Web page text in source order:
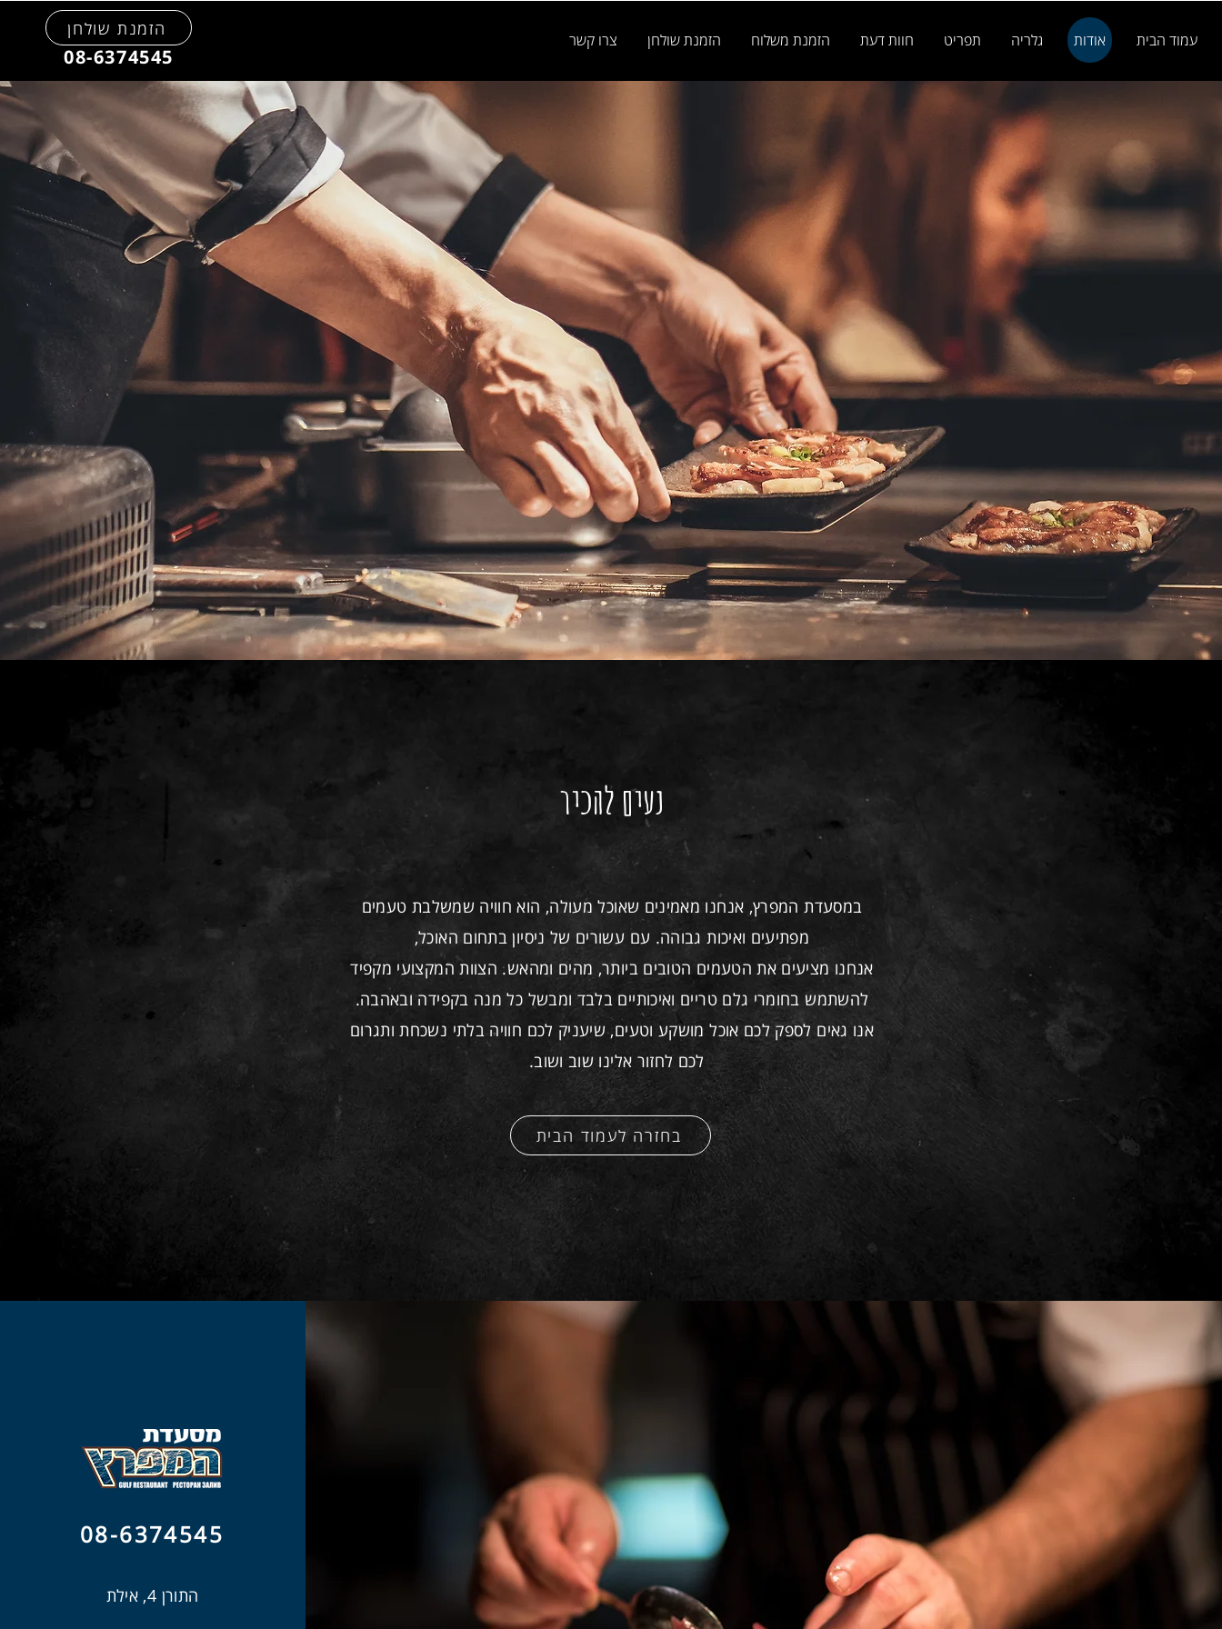
הזמנת שולחן
08-6374545
עמוד הבית אודות גלריה תפריט חוות דעת הזמנת משלוח הזמנת שולחן צרו קשר
נעים להכיר
במסעדת המפרץ, אנחנו מאמינים שאוכל מעולה, הוא חוויה שמשלבת טעמים
מפתיעים ואיכות גבוהה. עם עשורים של ניסיון בתחום האוכל,
אנחנו מציעים את הטעמים הטובים ביותר, מהים ומהאש. הצוות המקצועי מקפיד
להשתמש בחומרי גלם טריים ואיכותיים בלבד ומבשל כל מנה בקפידה ובאהבה.
אנו גאים לספק לכם אוכל מושקע וטעים, שיעניק לכם חוויה בלתי נשכחת ותגרום
לכם לחזור אלינו שוב ושוב.
בחזרה לעמוד הבית
08-6374545
התורן 4, אילת